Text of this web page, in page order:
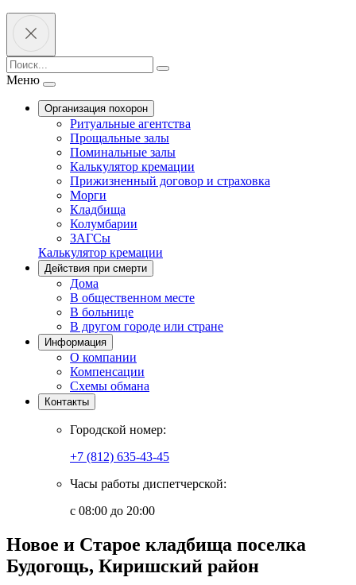
Меню
Организация похорон
Ритуальные агентства
Прощальные залы
Поминальные залы
Калькулятор кремации
Прижизненный договор и страховка
Морги
Кладбища
Колумбарии
ЗАГСы
Калькулятор кремации
Действия при смерти
Дома
В общественном месте
В больнице
В другом городе или стране
Информация
О компании
Компенсации
Схемы обмана
Контакты
Городской номер:
+7 (812) 635-43-45
Часы работы диспетчерской:
с 08:00 до 20:00
Новое и Старое кладбища поселка
Будогощь, Киришский район